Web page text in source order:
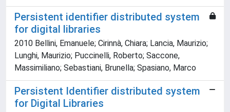
Persistent identifier distributed system
for digital libraries
2010 Bellini, Emanuele; Cirinnà, Chiara; Lancia, Maurizio;
Lunghi, Maurizio; Puccinelli, Roberto; Saccone,
Massimiliano; Sebastiani, Brunella; Spasiano, Marco
Persistent Identifier distributed system
for Digital Libraries